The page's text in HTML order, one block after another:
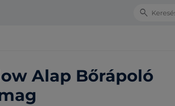
Search
Alap Bőrápoló